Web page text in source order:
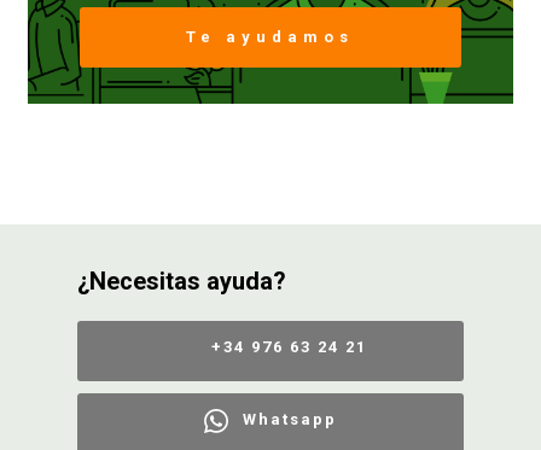
Te ayudamos
¿Necesitas ayuda?
+34 976 63 24 21
Whatsapp